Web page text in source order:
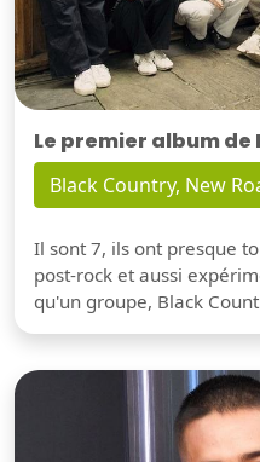
Le premier album de
Black Country, New
Il sont 7, ils ont presque
post-rock et aussi
qu'un groupe, Black